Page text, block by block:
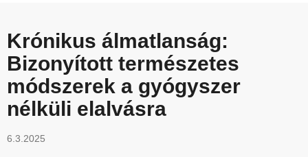
Krónikus álmatlanság:
Bizonyított természetes
módszerek a gyógyszer
nélküli elalvásra
6.3.2025